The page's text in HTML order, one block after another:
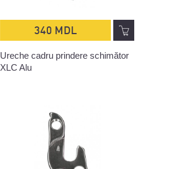
340 MDL
Ureche cadru prindere schimător
XLC Alu